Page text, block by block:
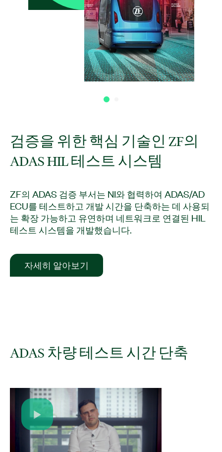
검증을 위한 핵심 기술인 ZF의
ADAS HIL 테스트 시스템
ZF의 ADAS 검증 부서는 NI와 협력하여 ADAS/AD
ECU를 테스트하고 개발 시간을 단축하는 데 사용되
는 확장 가능하고 유연하며 네트워크로 연결된 HIL
테스트 시스템을 개발했습니다.
자세히 알아보기
ADAS 차량 테스트 시간 단축
Play
Video